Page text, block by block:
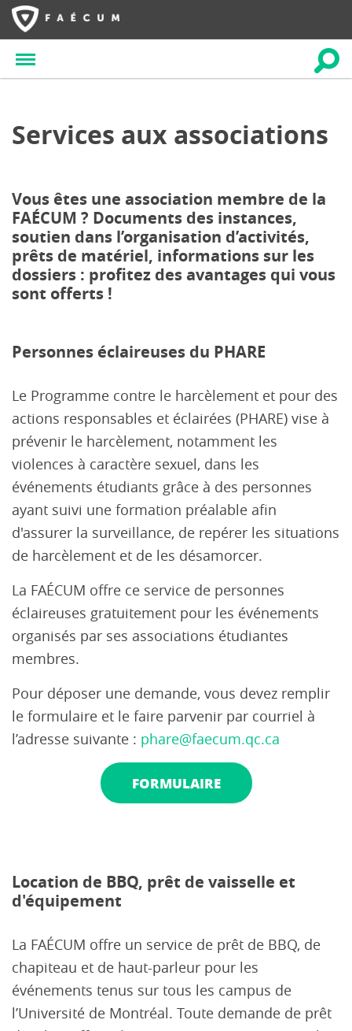
Services aux associations
Vous êtes une association membre de la
FAÉCUM ? Documents des instances,
soutien dans l’organisation d’activités,
prêts de matériel, informations sur les
dossiers : profitez des avantages qui vous
sont offerts !
Personnes éclaireuses du PHARE
Le Programme contre le harcèlement et pour des
actions responsables et éclairées (PHARE) vise à
prévenir le harcèlement, notamment les
violences à caractère sexuel, dans les
événements étudiants grâce à des personnes
ayant suivi une formation préalable afin
d'assurer la surveillance, de repérer les situations
de harcèlement et de les désamorcer.
La FAÉCUM offre ce service de personnes
éclaireuses gratuitement pour les événements
organisés par ses associations étudiantes
membres.
Pour déposer une demande, vous devez remplir
le formulaire et le faire parvenir par courriel à
l’adresse suivante : phare@faecum.qc.ca
FORMULAIRE
Location de BBQ, prêt de vaisselle et
d'équipement
La FAÉCUM offre un service de prêt de BBQ, de
chapiteau et de haut-parleur pour les
événements tenus sur tous les campus de
l’Université de Montréal. Toute demande de prêt